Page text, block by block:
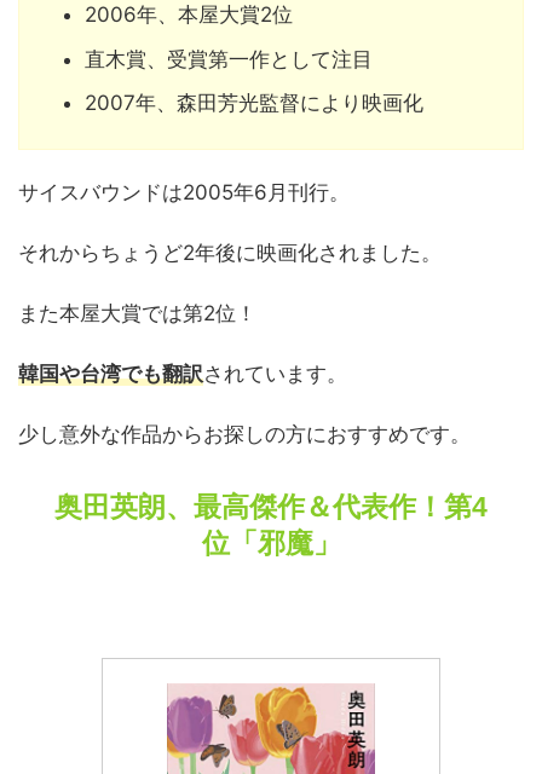
2006年、本屋大賞2位
直木賞、受賞第一作として注目
2007年、森田芳光監督により映画化
サイスバウンドは2005年6月刊行。
それからちょうど2年後に映画化されました。
また本屋大賞では第2位！
韓国や台湾でも翻訳されています。
少し意外な作品からお探しの方におすすめです。
奥田英朗、最高傑作＆代表作！第4
位「邪魔」